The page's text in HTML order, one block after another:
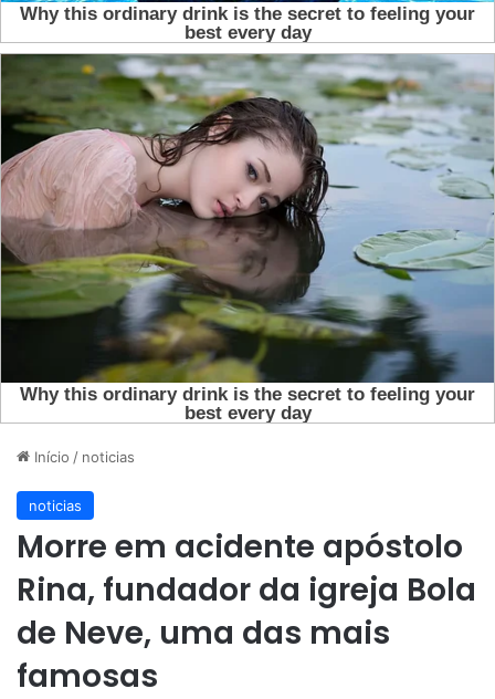
Início / noticias
noticias
Morre em acidente apóstolo
Rina, fundador da igreja Bola
de Neve, uma das mais
famosas